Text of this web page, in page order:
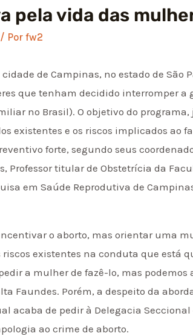
pela vida das
/ Porfw2
cidade de Campinas, no estado de
que tenham decidido interromper a
no Brasil). O objetivo do
existentes e os riscos implicados
forte, segundo seus
Professor titular de Obstetrícia da
em Saúde Reprodutiva de
o aborto, mas orientar uma
existentes na conduta que está
a mulher de fazê-lo, mas
Faundes. Porém, a despeito da
acaba de pedir à Delegacia
ao crime de aborto.